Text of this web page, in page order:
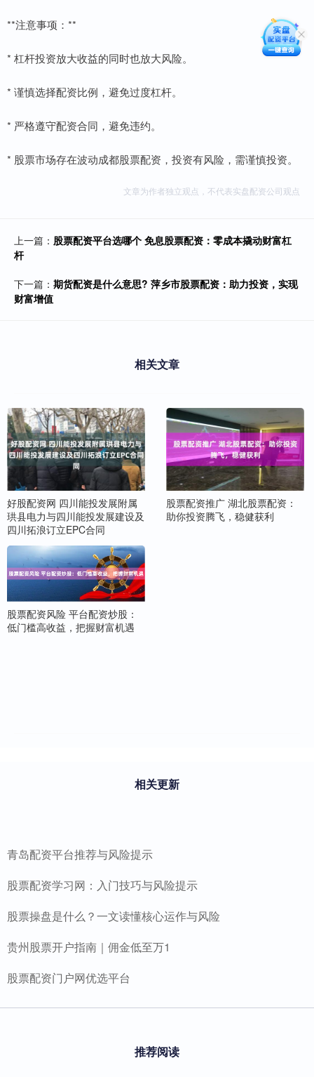
**注意事项：**
* 杠杆投资放大收益的同时也放大风险。
* 谨慎选择配资比例，避免过度杠杆。
* 严格遵守配资合同，避免违约。
* 股票市场存在波动成都股票配资，投资有风险，需谨慎投资。
文章为作者独立观点，不代表实盘配资公司观点
上一篇： 股票配资平台选哪个 免息股票配资：零成本撬动财富杠
杆
下一篇： 期货配资是什么意思? 萍乡市股票配资：助力投资，实现
财富增值
相关文章
好股配资网 四川能投发展附属
珙县电力与四川能投发展建设及
四川拓浪订立EPC合同
股票配资推广 湖北股票配资：
助你投资腾飞，稳健获利
股票配资风险 平台配资炒股：
低门槛高收益，把握财富机遇
相关更新
青岛配资平台推荐与风险提示
股票配资学习网：入门技巧与风险提示
股票操盘是什么？一文读懂核心运作与风险
贵州股票开户指南｜佣金低至万1
股票配资门户网优选平台
推荐阅读